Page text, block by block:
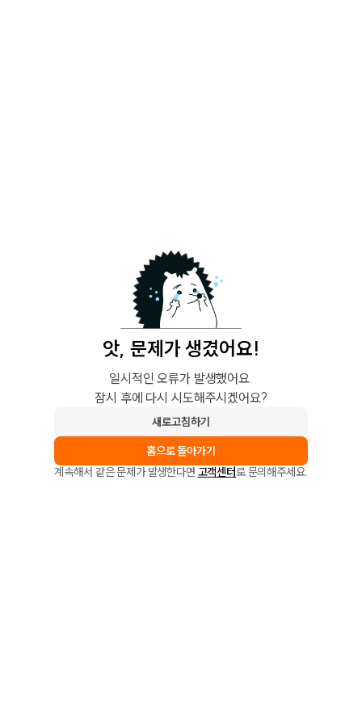
앗, 문제가 생겼어요!
일시적인 오류가 발생했어요.
잠시 후에 다시 시도해주시겠어요?
새로고침하기
홈으로 돌아가기
계속해서 같은 문제가 발생한다면 고객센터로 문의해주세요.